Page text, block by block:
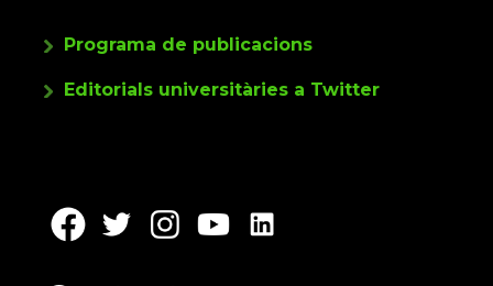
Programa de publicacions
Editorials universitàries a Twitter